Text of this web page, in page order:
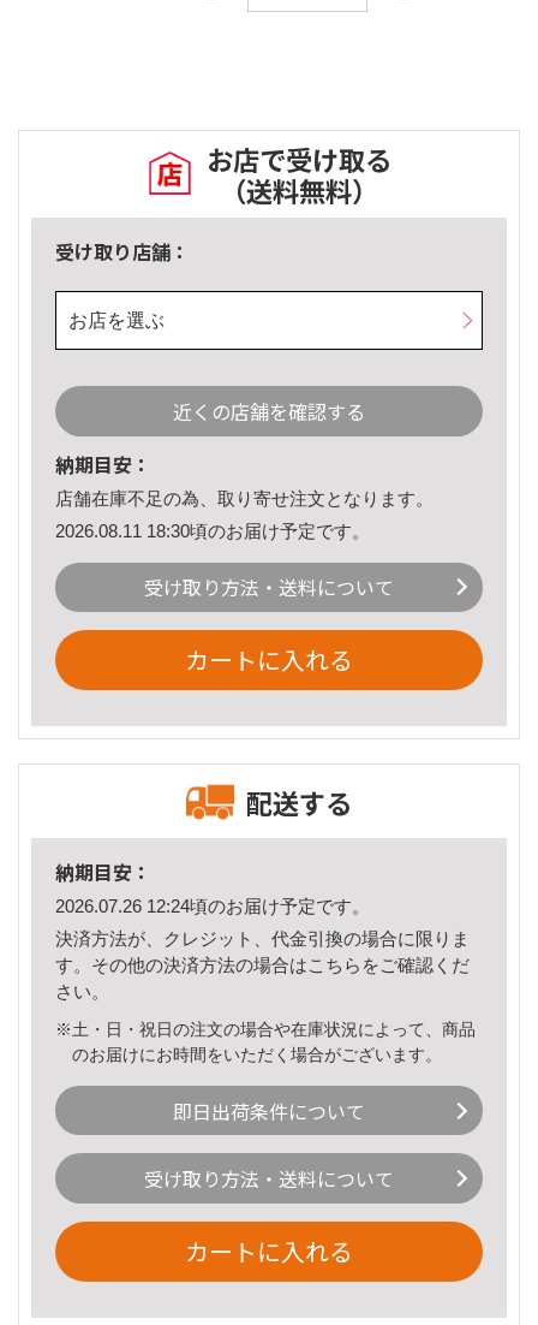
お店で受け取る
（送料無料）
受け取り店舗：
お店を選ぶ
近くの店舗を確認する
納期目安：
店舗在庫不足の為、取り寄せ注文となります。
2026.08.11 18:30頃のお届け予定です。
受け取り方法・送料について
カートに入れる
配送する
納期目安：
2026.07.26 12:24頃のお届け予定です。
決済方法が、クレジット、代金引換の場合に限りま
す。その他の決済方法の場合はこちら をご確認くだ
さい。
※土・日・祝日の注文の場合や在庫状況によって、商品
のお届けにお時間をいただく場合がございます。
即日出荷条件について
受け取り方法・送料について
カートに入れる